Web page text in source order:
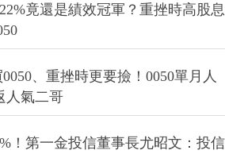
竟還是績效冠軍？重挫時高股息
、重挫時更要撿！0050單月人
人氣二哥
！第一金投信董事長尤昭文：投信